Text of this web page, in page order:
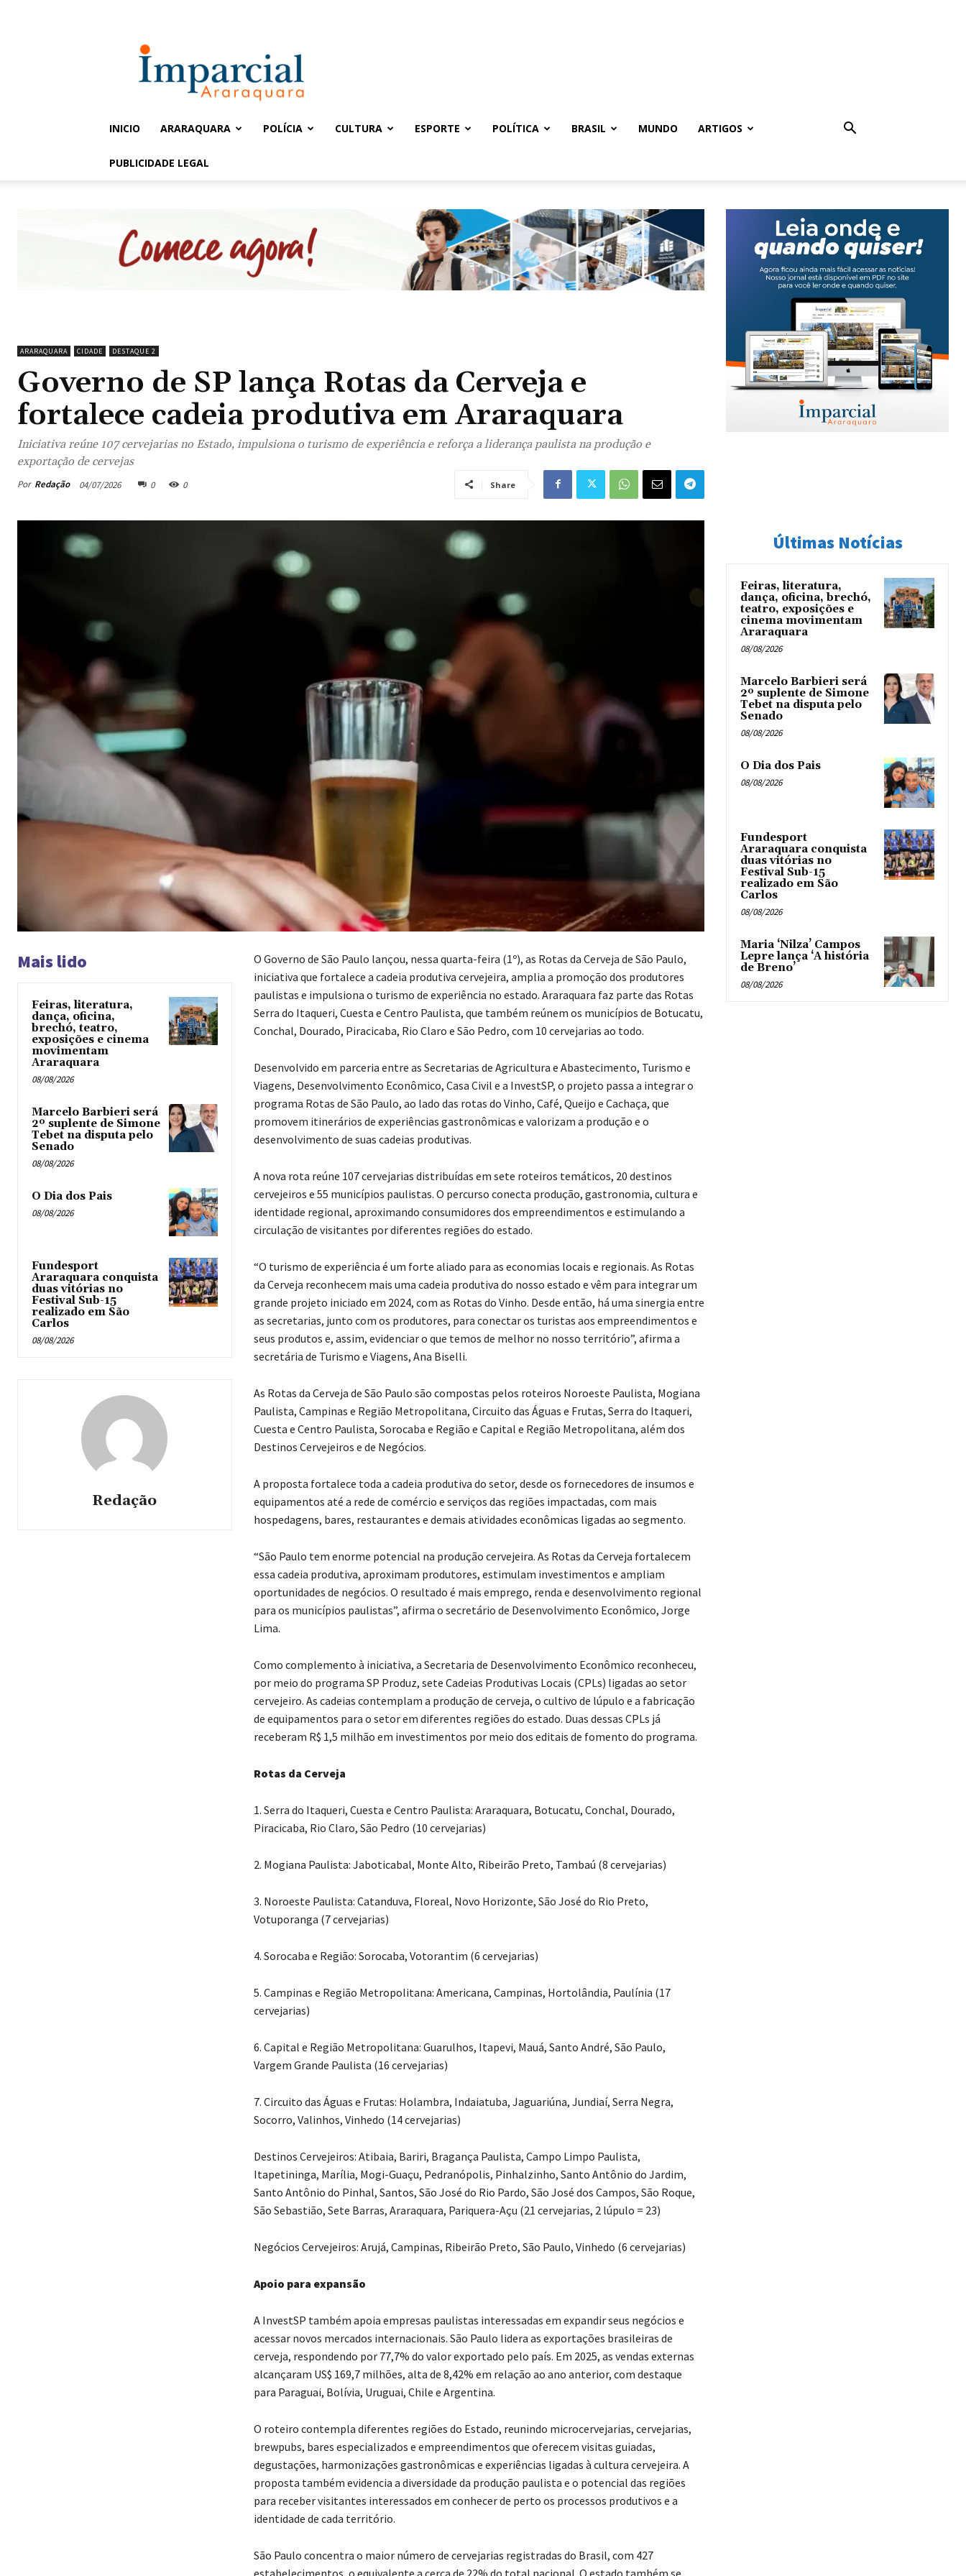
Imparcial
INICIO ARARAQUARA POLÍCIA CULTURA ESPORTE POLÍTICA BRASIL MUNDO ARTIGOS
PUBLICIDADE LEGAL
ARARAQUARA CIDADE DESTAQUE 2
Governo de SP lança Rotas da Cerveja e
fortalece cadeia produtiva em Araraquara
Iniciativa reúne 107 cervejarias no Estado, impulsiona o turismo de experiência e reforça a liderança paulista na produção e
exportação de cervejas
Por Redação 04/07/2026 0 0 Share
Mais lido
Feiras, literatura,
dança, oficina,
brechó, teatro,
exposições e cinema
movimentam
Araraquara
08/08/2026
Marcelo Barbieri será
2º suplente de Simone
Tebet na disputa pelo
Senado
08/08/2026
O Dia dos Pais
08/08/2026
Fundesport
Araraquara conquista
duas vitórias no
Festival Sub-15
realizado em São
Carlos
08/08/2026
Redação
O Governo de São Paulo lançou, nessa quarta-feira (1º), as Rotas da Cerveja de São Paulo,
iniciativa que fortalece a cadeia produtiva cervejeira, amplia a promoção dos produtores
paulistas e impulsiona o turismo de experiência no estado. Araraquara faz parte das Rotas
Serra do Itaqueri, Cuesta e Centro Paulista, que também reúnem os municípios de Botucatu,
Conchal, Dourado, Piracicaba, Rio Claro e São Pedro, com 10 cervejarias ao todo.
Desenvolvido em parceria entre as Secretarias de Agricultura e Abastecimento, Turismo e
Viagens, Desenvolvimento Econômico, Casa Civil e a InvestSP, o projeto passa a integrar o
programa Rotas de São Paulo, ao lado das rotas do Vinho, Café, Queijo e Cachaça, que
promovem itinerários de experiências gastronômicas e valorizam a produção e o
desenvolvimento de suas cadeias produtivas.
A nova rota reúne 107 cervejarias distribuídas em sete roteiros temáticos, 20 destinos
cervejeiros e 55 municípios paulistas. O percurso conecta produção, gastronomia, cultura e
identidade regional, aproximando consumidores dos empreendimentos e estimulando a
circulação de visitantes por diferentes regiões do estado.
“O turismo de experiência é um forte aliado para as economias locais e regionais. As Rotas
da Cerveja reconhecem mais uma cadeia produtiva do nosso estado e vêm para integrar um
grande projeto iniciado em 2024, com as Rotas do Vinho. Desde então, há uma sinergia entre
as secretarias, junto com os produtores, para conectar os turistas aos empreendimentos e
seus produtos e, assim, evidenciar o que temos de melhor no nosso território”, afirma a
secretária de Turismo e Viagens, Ana Biselli.
As Rotas da Cerveja de São Paulo são compostas pelos roteiros Noroeste Paulista, Mogiana
Paulista, Campinas e Região Metropolitana, Circuito das Águas e Frutas, Serra do Itaqueri,
Cuesta e Centro Paulista, Sorocaba e Região e Capital e Região Metropolitana, além dos
Destinos Cervejeiros e de Negócios.
A proposta fortalece toda a cadeia produtiva do setor, desde os fornecedores de insumos e
equipamentos até a rede de comércio e serviços das regiões impactadas, com mais
hospedagens, bares, restaurantes e demais atividades econômicas ligadas ao segmento.
“São Paulo tem enorme potencial na produção cervejeira. As Rotas da Cerveja fortalecem
essa cadeia produtiva, aproximam produtores, estimulam investimentos e ampliam
oportunidades de negócios. O resultado é mais emprego, renda e desenvolvimento regional
para os municípios paulistas”, afirma o secretário de Desenvolvimento Econômico, Jorge
Lima.
Como complemento à iniciativa, a Secretaria de Desenvolvimento Econômico reconheceu,
por meio do programa SP Produz, sete Cadeias Produtivas Locais (CPLs) ligadas ao setor
cervejeiro. As cadeias contemplam a produção de cerveja, o cultivo de lúpulo e a fabricação
de equipamentos para o setor em diferentes regiões do estado. Duas dessas CPLs já
receberam R$ 1,5 milhão em investimentos por meio dos editais de fomento do programa.
Rotas da Cerveja
1. Serra do Itaqueri, Cuesta e Centro Paulista: Araraquara, Botucatu, Conchal, Dourado,
Piracicaba, Rio Claro, São Pedro (10 cervejarias)
2. Mogiana Paulista: Jaboticabal, Monte Alto, Ribeirão Preto, Tambaú (8 cervejarias)
3. Noroeste Paulista: Catanduva, Floreal, Novo Horizonte, São José do Rio Preto,
Votuporanga (7 cervejarias)
4. Sorocaba e Região: Sorocaba, Votorantim (6 cervejarias)
5. Campinas e Região Metropolitana: Americana, Campinas, Hortolândia, Paulínia (17
cervejarias)
6. Capital e Região Metropolitana: Guarulhos, Itapevi, Mauá, Santo André, São Paulo,
Vargem Grande Paulista (16 cervejarias)
7. Circuito das Águas e Frutas: Holambra, Indaiatuba, Jaguariúna, Jundiaí, Serra Negra,
Socorro, Valinhos, Vinhedo (14 cervejarias)
Destinos Cervejeiros: Atibaia, Bariri, Bragança Paulista, Campo Limpo Paulista,
Itapetininga, Marília, Mogi-Guaçu, Pedranópolis, Pinhalzinho, Santo Antônio do Jardim,
Santo Antônio do Pinhal, Santos, São José do Rio Pardo, São José dos Campos, São Roque,
São Sebastião, Sete Barras, Araraquara, Pariquera-Açu (21 cervejarias, 2 lúpulo = 23)
Negócios Cervejeiros: Arujá, Campinas, Ribeirão Preto, São Paulo, Vinhedo (6 cervejarias)
Apoio para expansão
A InvestSP também apoia empresas paulistas interessadas em expandir seus negócios e
acessar novos mercados internacionais. São Paulo lidera as exportações brasileiras de
cerveja, respondendo por 77,7% do valor exportado pelo país. Em 2025, as vendas externas
alcançaram US$ 169,7 milhões, alta de 8,42% em relação ao ano anterior, com destaque
para Paraguai, Bolívia, Uruguai, Chile e Argentina.
O roteiro contempla diferentes regiões do Estado, reunindo microcervejarias, cervejarias,
brewpubs, bares especializados e empreendimentos que oferecem visitas guiadas,
degustações, harmonizações gastronômicas e experiências ligadas à cultura cervejeira. A
proposta também evidencia a diversidade da produção paulista e o potencial das regiões
para receber visitantes interessados em conhecer de perto os processos produtivos e a
identidade de cada território.
São Paulo concentra o maior número de cervejarias registradas do Brasil, com 427
Últimas Notícias
Feiras, literatura,
dança, oficina, brechó,
teatro, exposições e
cinema movimentam
Araraquara
08/08/2026
Marcelo Barbieri será
2º suplente de Simone
Tebet na disputa pelo
Senado
08/08/2026
O Dia dos Pais
08/08/2026
Fundesport
Araraquara conquista
duas vitórias no
Festival Sub-15
realizado em São
Carlos
08/08/2026
Maria ‘Nilza’ Campos
Lepre lança ‘A história
de Breno’
08/08/2026